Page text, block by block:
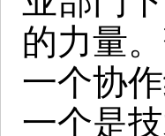
的力量
一个协
一个是